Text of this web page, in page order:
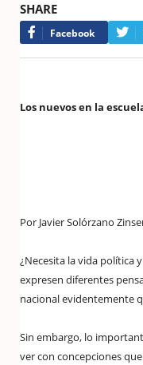
SHARE
Facebook
Los nuevos en la
Por Javier Solórzano
¿Necesita la vida política
expresen diferentes
nacional evidentemente
Sin embargo, lo
ver con concepciones